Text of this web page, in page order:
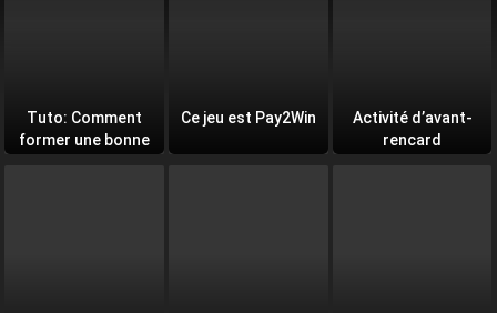
Tuto: Comment
former une bonne
Ce jeu est Pay2Win
Activité d’avant-
rencard